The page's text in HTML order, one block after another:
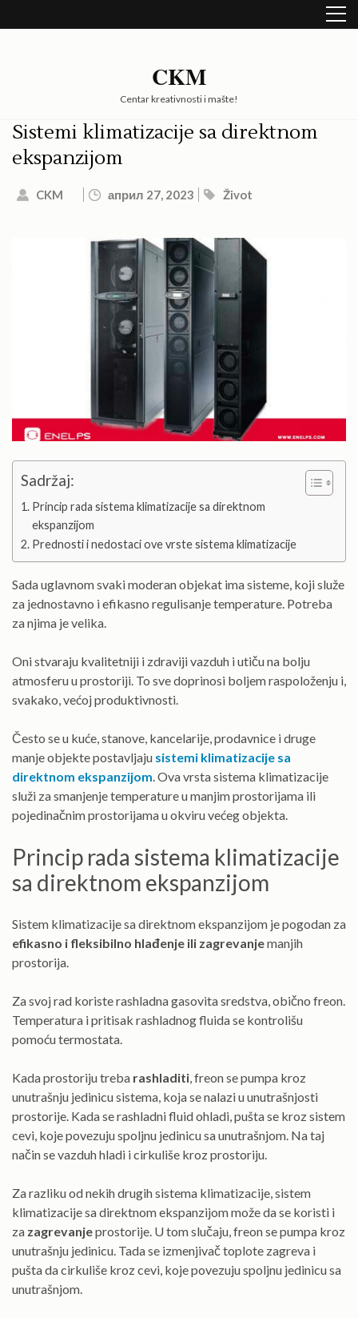
to
CKM
Centar kreativnosti i mašte!
Sistemi klimatizacije sa direktnom
ekspanzijom
CKM април 27, 2023 Život
Sadržaj:
Princip rada sistema klimatizacije sa direktnom
ekspanzijom
Prednosti i nedostaci ove vrste sistema klimatizacije
Sada uglavnom svaki moderan objekat ima sisteme, koji služe
za jednostavno i efikasno regulisanje temperature. Potreba
za njima je velika.
Oni stvaraju kvalitetniji i zdraviji vazduh i utiču na bolju
atmosferu u prostoriji. To sve doprinosi boljem raspoloženju i,
svakako, većoj produktivnosti.
Često se u kuće, stanove, kancelarije, prodavnice i druge
manje objekte postavljaju sistemi klimatizacije sa
direktnom ekspanzijom. Ova vrsta sistema klimatizacije
služi za smanjenje temperature u manjim prostorijama ili
pojedinačnim prostorijama u okviru većeg objekta.
Princip rada sistema klimatizacije
sa direktnom ekspanzijom
Sistem klimatizacije sa direktnom ekspanzijom je pogodan za
efikasno i fleksibilno hlađenje ili zagrevanjemanjih
prostorija.
Za svoj rad koriste rashladna gasovita sredstva, obično freon.
Temperatura i pritisak rashladnog fluida se kontrolišu
pomoću termostata.
Kada prostoriju treba rashladiti , freon se pumpa kroz
unutrašnju jedinicu sistema, koja se nalazi u unutrašnjosti
prostorije. Kada se rashladni fluid ohladi, pušta se kroz sistem
cevi, koje povezuju spoljnu jedinicu sa unutrašnjom. Na taj
način se vazduh hladi i cirkuliše kroz prostoriju.
Za razliku od nekih drugih sistema klimatizacije, sistem
klimatizacije sa direktnom ekspanzijom može da se koristi i
za zagrevanjeprostorije. U tom slučaju, freon se pumpa kroz
unutrašnju jedinicu. Tada se izmenjivač toplote zagreva i
pušta da cirkuliše kroz cevi, koje povezuju spoljnu jedinicu sa
unutrašnjom.